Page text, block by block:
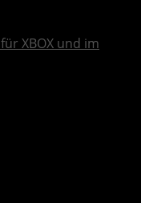
für XBOX und im